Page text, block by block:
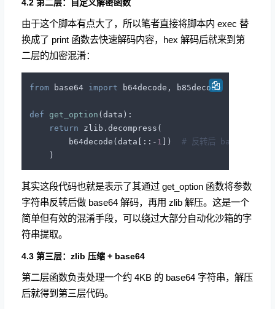
4.2 第二层：自定义解密函数
由于这个脚本有点大了，所以笔者直接将脚本内 exec 替
换成了 print 函数去快速解码内容，hex 解码后就来到第
二层的加密混淆：
from base64 import b64decode, b85decode
def get_option(data):
return zlib.decompress(
        b64decode(data[::-
1]) # 反转后 base64 解
其实这段代码也就是表示了其通过 get_option 函数将参数
字符串反转后做 base64 解码，再用 zlib 解压。这是一个
简单但有效的混淆手段，可以绕过大部分自动化沙箱的字
符串提取。
4.3 第三层：zlib 压缩 + base64
第二层函数负责处理一个约 4KB 的 base64 字符串，解压
后就得到第三层代码。